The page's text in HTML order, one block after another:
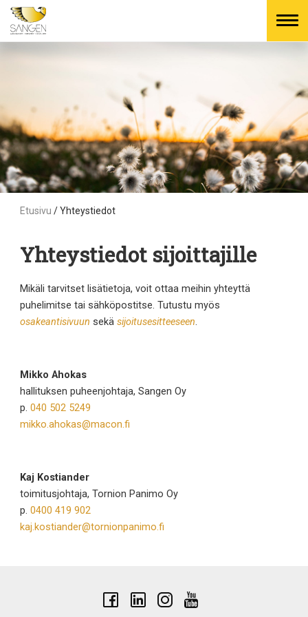
Etusivu /Yhteystiedot
Yhteystiedot sijoittajille
Mikäli tarvitset lisätietoja, voit ottaa meihin yhteyttä
puhelimitse tai sähköpostitse. Tutustu myös
osakeantisivuun sekäsijoitusesitteeseen.
Mikko Ahokas
hallituksen puheenjohtaja, Sangen Oy
p.040 502 5249
mikko.ahokas@macon.fi
Kaj Kostiander
toimitusjohtaja, Tornion Panimo Oy
p.0400 419 902
kaj.kostiander@tornionpanimo.fi